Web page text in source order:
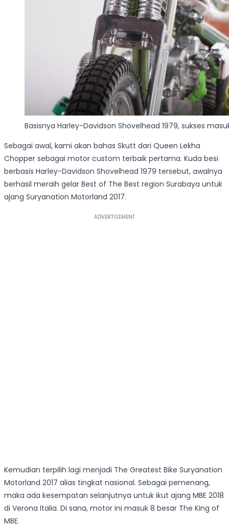
Basisnya Harley-Davidson Shovelhead 1979, sukses
Sebagai awal, kami akan bahas Skutt dari Queen Lekha
Chopper sebagai motor custom terbaik pertama. Kuda besi
berbasis Harley-Davidson Shovelhead 1979 tersebut, awalnya
berhasil meraih gelar Best of The Best region Surabaya untuk
ajang Suryanation Motorland 2017.
Kemudian terpilih lagi menjadi The Greatest Bike Suryanation
Motorland 2017 alias tingkat nasional. Sebagai pemenang,
maka ada kesempatan selanjutnya untuk ikut ajang MBE 2018
di Verona Italia. Di sana, motor ini masuk 8 besar The King of
MBE.